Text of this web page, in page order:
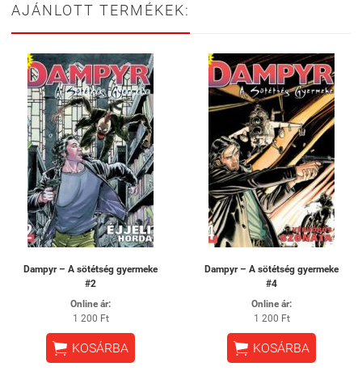
AJÁNLOTT TERMÉKEK:
Dampyr – A sötétség gyermeke
#2
Online ár:
1 200 Ft
 KOSÁRBA
Dampyr – A sötétség gyermeke
#4
Online ár:
1 200 Ft
 KOSÁRBA